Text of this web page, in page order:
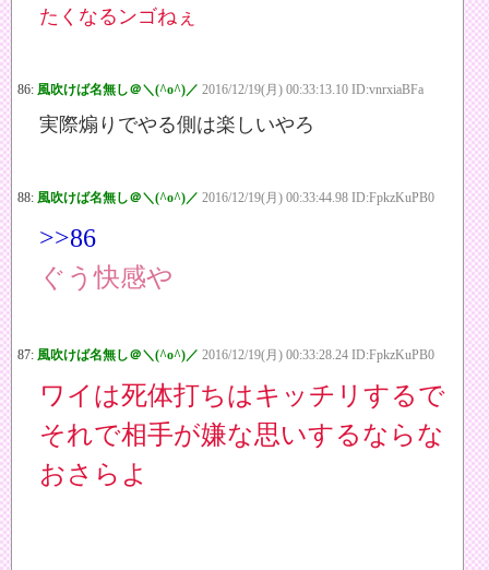
たくなるンゴねぇ
86: 風吹けば名無し＠＼(^o^)／ 2016/12/19(月) 00:33:13.10 ID:vnrxiaBFa
実際煽りでやる側は楽しいやろ
88: 風吹けば名無し＠＼(^o^)／ 2016/12/19(月) 00:33:44.98 ID:FpkzKuPB0
>>86
ぐう快感や
87: 風吹けば名無し＠＼(^o^)／ 2016/12/19(月) 00:33:28.24 ID:FpkzKuPB0
ワイは死体打ちはキッチリするで
それで相手が嫌な思いするならな
おさらよ